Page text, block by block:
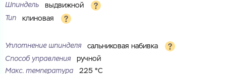
Шпиндель
выдвижной
Тип
клиновая
Уплотнение шпинделя
сальниковая набивка
Способ управления
ручной
Макс. температура
225 °С